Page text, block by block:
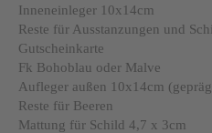
Inneneinleger 10x14cm
Reste für Ausstanzungen und
Gutscheinkarte
Fk Bohoblau oder Malve
Aufleger außen 10x14cm
Reste für Beeren
Mattung für Schild 4,7 x 3cm